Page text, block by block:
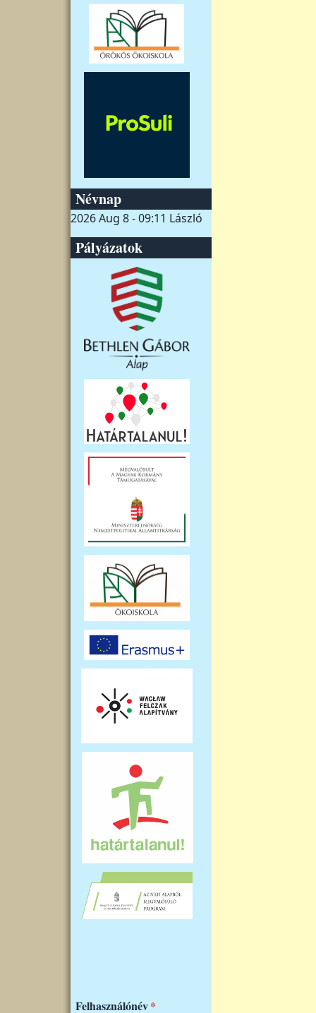
Névnap
2026 Aug 8 - 09:11 László
Pályázatok
Felhasználónév